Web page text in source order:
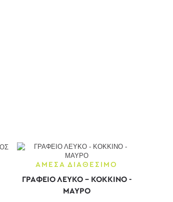
ΑΜΕΣΑ ΔΙΑΘΕΣΙΜΟ
ΓΡΑΦΕΙΟ ΛΕΥΚΟ - ΚΟΚΚΙΝΟ -
ΜΑΥΡΟ